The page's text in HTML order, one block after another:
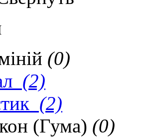
(0)
(2)
(2)
(Гума) (0)